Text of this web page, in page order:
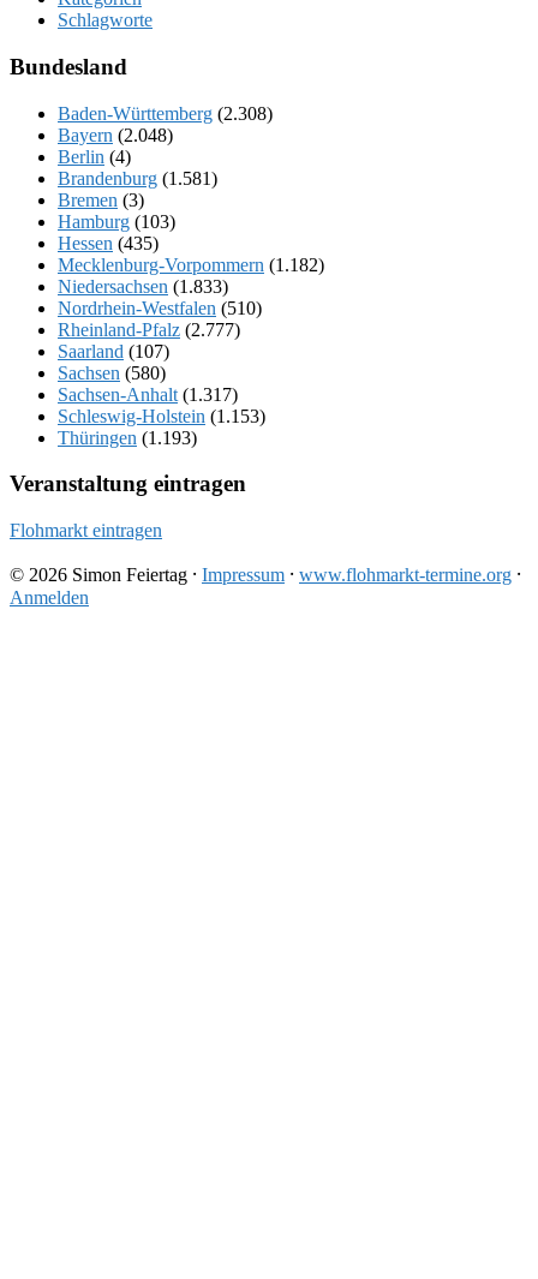
Schlagworte
Bundesland
Baden-Württemberg (2.308)
Bayern (2.048)
Berlin (4)
Brandenburg (1.581)
Bremen (3)
Hamburg (103)
Hessen (435)
Mecklenburg-Vorpommern (1.182)
Niedersachsen (1.833)
Nordrhein-Westfalen (510)
Rheinland-Pfalz (2.777)
Saarland (107)
Sachsen (580)
Sachsen-Anhalt (1.317)
Schleswig-Holstein (1.153)
Thüringen (1.193)
Veranstaltung eintragen
Flohmarkt eintragen
© 2026 Simon Feiertag ⸱ Impressum ⸱ www.flohmarkt-termine.org ⸱
Anmelden